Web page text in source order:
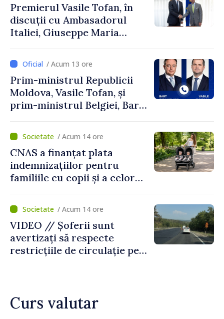
Premierul Vasile Tofan, în
discuții cu Ambasadorul
Italiei, Giuseppe Maria
/ Acum 13 ore
Prim-ministrul Republicii
Moldova, Vasile Tofan, și
prim-ministrul Belgiei, Bart
despre parcursul european
al Republicii Moldova.
/ Acum 14 ore
CNAS a finanțat plata
indemnizațiilor pentru
familiile cu copii și a celor
temporară de muncă
/ Acum 14 ore
VIDEO // Șoferii sunt
avertizați să respecte
restricțiile de circulație pe
Curs valutar